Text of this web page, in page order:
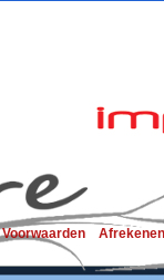
Voorwaarden Afrekenen